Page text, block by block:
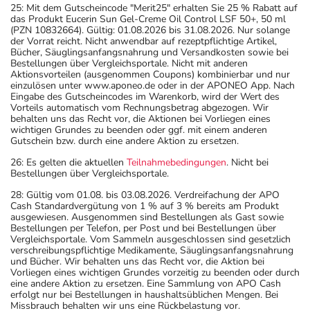
25: Mit dem Gutscheincode "Merit25" erhalten Sie 25 % Rabatt auf
das Produkt Eucerin Sun Gel-Creme Oil Control LSF 50+, 50 ml
(PZN 10832664). Gültig: 01.08.2026 bis 31.08.2026. Nur solange
der Vorrat reicht. Nicht anwendbar auf rezeptpflichtige Artikel,
Bücher, Säuglingsanfangsnahrung und Versandkosten sowie bei
Bestellungen über Vergleichsportale. Nicht mit anderen
Aktionsvorteilen (ausgenommen Coupons) kombinierbar und nur
einzulösen unter www.aponeo.de oder in der APONEO App. Nach
Eingabe des Gutscheincodes im Warenkorb, wird der Wert des
Vorteils automatisch vom Rechnungsbetrag abgezogen. Wir
behalten uns das Recht vor, die Aktionen bei Vorliegen eines
wichtigen Grundes zu beenden oder ggf. mit einem anderen
Gutschein bzw. durch eine andere Aktion zu ersetzen.
26: Es gelten die aktuellen Teilnahmebedingungen. Nicht bei
Bestellungen über Vergleichsportale.
28: Gültig vom 01.08. bis 03.08.2026. Verdreifachung der APO
Cash Standardvergütung von 1 % auf 3 % bereits am Produkt
ausgewiesen. Ausgenommen sind Bestellungen als Gast sowie
Bestellungen per Telefon, per Post und bei Bestellungen über
Vergleichsportale. Vom Sammeln ausgeschlossen sind gesetzlich
verschreibungspflichtige Medikamente, Säuglingsanfangsnahrung
und Bücher. Wir behalten uns das Recht vor, die Aktion bei
Vorliegen eines wichtigen Grundes vorzeitig zu beenden oder durch
eine andere Aktion zu ersetzen. Eine Sammlung von APO Cash
erfolgt nur bei Bestellungen in haushaltsüblichen Mengen. Bei
Missbrauch behalten wir uns eine Rückbelastung vor.